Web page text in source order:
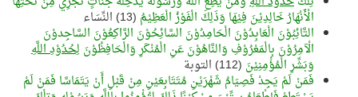
الْأَنْهَارُ خَالِدِيْنَ فِيْهَا وَذَلِكَ الْفَوْزُ الْعَظِيْمُ (13) النِّسَاء
التَّائِبُوْنَ الْعَابِدُوْنَ الْحَامِدُوْنَ السَّائِحُوْنَ الرَّاكِعُوْنَ السَّاجِدوْنَ
الْآمِرُوْنَ بِالْمَعْرُوْفِ وَالنَّاهُوْنَ عَنِ الْمُنْكَرِ وَالْحَافِظُوْنَلِحُدُوْدِ اللَّهِ
وَبَشِّرِ الْمُؤْمِنِيْنَ (112) التوبة
فَمَنْ لَمْ يَجِدْ فَصِيَامُ شَهْرَيْنِ مُتَتَابِعَيْنِ مِنْ قَبْلِ أَنْ يَتَمَاسَّا فَمَنْ لَمْ